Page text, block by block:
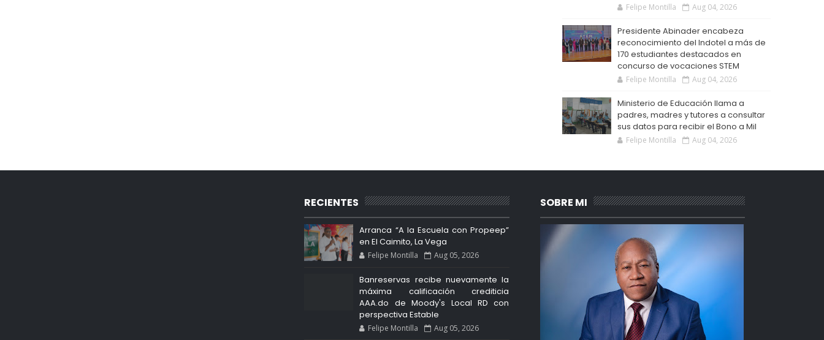
Felipe Montilla Aug 04, 2026
Presidente Abinader encabeza
reconocimiento del Indotel a más de
170 estudiantes destacados en
concurso de vocaciones STEM
Felipe Montilla Aug 04, 2026
Ministerio de Educación llama a
padres, madres y tutores a consultar
sus datos para recibir el Bono a Mil
Felipe Montilla Aug 04, 2026
RECIENTES
Arranca “A la Escuela con Propeep”
en El Caimito, La Vega
Felipe Montilla Aug 05, 2026
Banreservas recibe nuevamente la
máxima calificación crediticia
AAA.do de Moody's Local RD con
perspectiva Estable
Felipe Montilla Aug 05, 2026
SOBRE MI